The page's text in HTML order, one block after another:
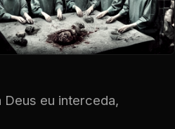
Deus eu interceda,